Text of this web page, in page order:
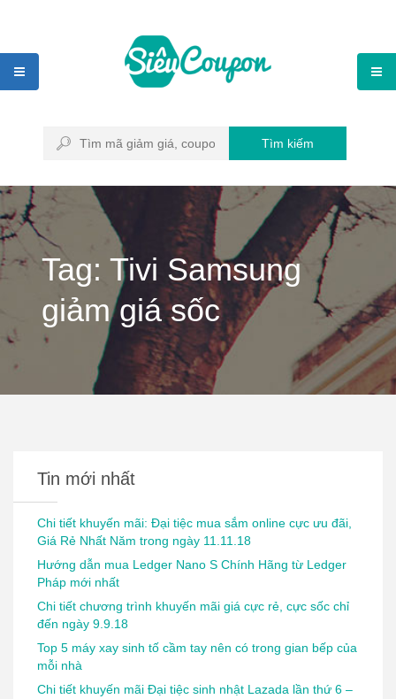
Tìm kiếm
Tag: Tivi Samsung
giảm giá sốc
Tin mới nhất
Chi tiết khuyến mãi: Đại tiệc mua sắm online cực ưu đãi,
Giá Rẻ Nhất Năm trong ngày 11.11.18
Hướng dẫn mua Ledger Nano S Chính Hãng từ Ledger
Pháp mới nhất
Chi tiết chương trình khuyến mãi giá cực rẻ, cực sốc chỉ
đến ngày 9.9.18
Top 5 máy xay sinh tố cầm tay nên có trong gian bếp của
mỗi nhà
Chi tiết khuyến mãi Đại tiệc sinh nhật Lazada lần thứ 6 –